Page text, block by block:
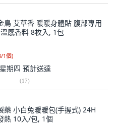
鳥 艾草香 暖暖身體貼 腹部專用
感香料 8枚入, 1包
1個)
期四 預計送達
(17)
藥 小白兔暖暖包(手握式) 24H
熱 10入/包, 1個